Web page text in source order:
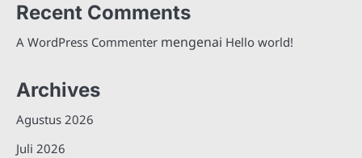
Recent Comments
A WordPress Commenter mengenai Hello world!
Archives
Agustus 2026
Juli 2026